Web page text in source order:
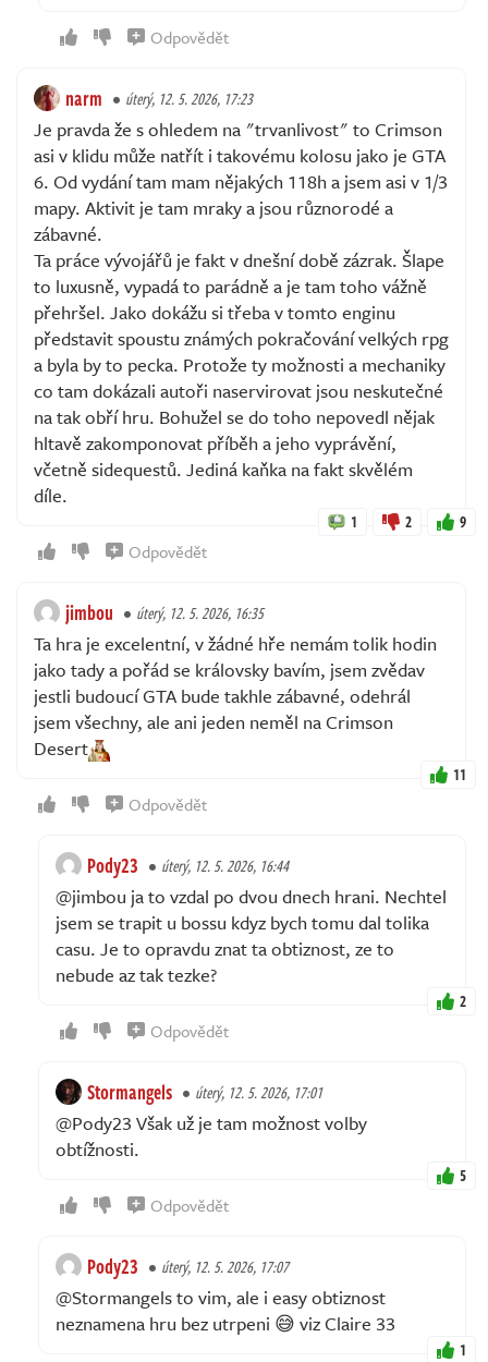
Odpovědět
narm úterý, 12. 5. 2026, 17:23
Je pravda že s ohledem na "trvanlivost" to Crimson
asi v klidu může natřít i takovému kolosu jako je GTA
6. Od vydání tam mam nějakých 118h a jsem asi v 1/3
mapy. Aktivit je tam mraky a jsou různorodé a
zábavné.
Ta práce vývojářů je fakt v dnešní době zázrak. Šlape
to luxusně, vypadá to parádně a je tam toho vážně
přehršel. Jako dokážu si třeba v tomto enginu
představit spoustu známých pokračování velkých rpg
a byla by to pecka. Protože ty možnosti a mechaniky
co tam dokázali autoři naservirovat jsou neskutečné
na tak obří hru. Bohužel se do toho nepovedl nějak
hltavě zakomponovat příběh a jeho vyprávění,
včetně sidequestů. Jediná kaňka na fakt skvělém
díle.
1 2 9
Odpovědět
jimbou úterý, 12. 5. 2026, 16:35
Ta hra je excelentní, v žádné hře nemám tolik hodin
jako tady a pořád se královsky bavím, jsem zvědav
jestli budoucí GTA bude takhle zábavné, odehrál
jsem všechny, ale ani jeden neměl na Crimson
Desert
11
Odpovědět
Pody23 úterý, 12. 5. 2026, 16:44
@jimbou ja to vzdal po dvou dnech hrani. Nechtel
jsem se trapit u bossu kdyz bych tomu dal tolika
casu. Je to opravdu znat ta obtiznost, ze to
nebude az tak tezke?
2
Odpovědět
Stormangels úterý, 12. 5. 2026, 17:01
@Pody23 Však už je tam možnost volby
obtížnosti.
5
Odpovědět
Pody23 úterý, 12. 5. 2026, 17:07
@Stormangels to vim, ale i easy obtiznost
neznamena hru bez utrpeni 😅 viz Claire 33
1